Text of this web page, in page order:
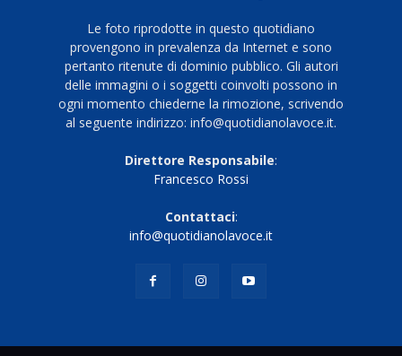
Le foto riprodotte in questo quotidiano
provengono in prevalenza da Internet e sono
pertanto ritenute di dominio pubblico. Gli autori
delle immagini o i soggetti coinvolti possono in
ogni momento chiederne la rimozione, scrivendo
al seguente indirizzo: info@quotidianolavoce.it.
Direttore Responsabile:
Francesco Rossi
Contattaci:
info@quotidianolavoce.it